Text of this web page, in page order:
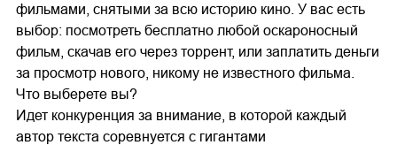
фильмами, снятыми за всю историю кино. У вас есть
выбор: посмотреть бесплатно любой оскароносный
фильм, скачав его через торрент, или заплатить деньги
за просмотр нового, никому не известного фильма.
Что выберете вы?
Идет конкуренция за внимание, в которой каждый
автор текста соревнуется с гигантами